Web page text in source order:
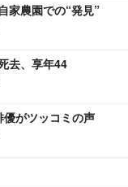
家農園での“発見”
去、享年44
優がツッコミの声